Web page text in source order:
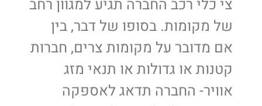
צי כלי רכב החברה תגיע למגוון רחב
של מקומות. בסופו של דבר, בין
אם מדובר על מקומות צרים, חברות
קטנות או גדולות או תנאי מזג
אוויר- החברה תדאג לאספקה